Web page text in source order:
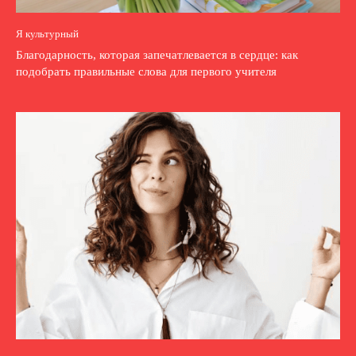
Я культурный
Благодарность, которая запечатлевается в сердце: как
подобрать правильные слова для первого учителя